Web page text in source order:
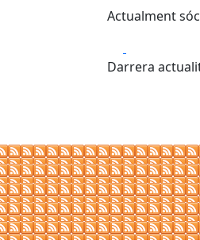
Actualment
Darrera